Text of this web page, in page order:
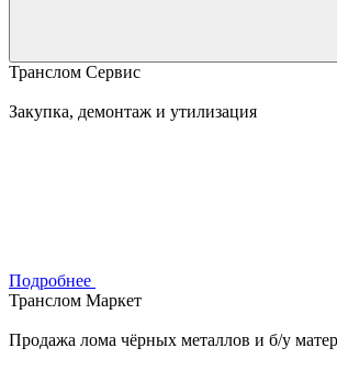
Транслом Сервис
Закупка, демонтаж и утилизация
Подробнее
Транслом Маркет
Продажа лома чёрных металлов и б/у